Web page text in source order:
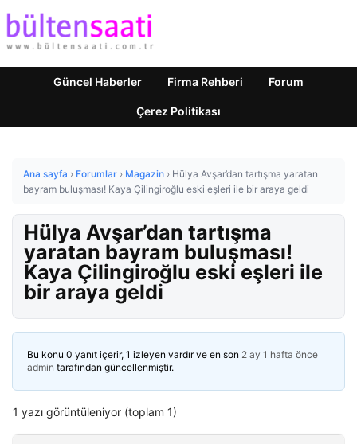
Güncel Haberler Firma Rehberi Forum
Çerez Politikası
Ana sayfa › Forumlar › Magazin › Hülya Avşar’dan tartışma yaratan
bayram buluşması! Kaya Çilingiroğlu eski eşleri ile bir araya geldi
Hülya Avşar’dan tartışma
yaratan bayram buluşması!
Kaya Çilingiroğlu eski eşleri ile
bir araya geldi
Bu konu 0 yanıt içerir, 1 izleyen vardır ve en son 2 ay 1 hafta önce
admin tarafından güncellenmiştir.
1 yazı görüntüleniyor (toplam 1)